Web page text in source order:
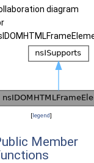
diagram
[legend]
Member